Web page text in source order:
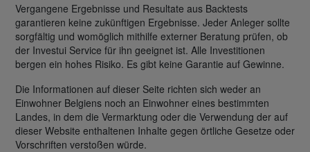
Vergangene Ergebnisse und Resultate aus Backtests
garantieren keine zukünftigen Ergebnisse. Jeder Anleger sollte
sorgfältig und womöglich mithilfe externer Beratung prüfen, ob
der Investui Service für ihn geeignet ist. Alle Investitionen
bergen ein hohes Risiko. Es gibt keine Garantie auf Gewinne.
Die Informationen auf dieser Seite richten sich weder an
Einwohner Belgiens noch an Einwohner eines bestimmten
Landes, in dem die Vermarktung oder die Verwendung der auf
dieser Website enthaltenen Inhalte gegen örtliche Gesetze oder
Vorschriften verstoßen würde.